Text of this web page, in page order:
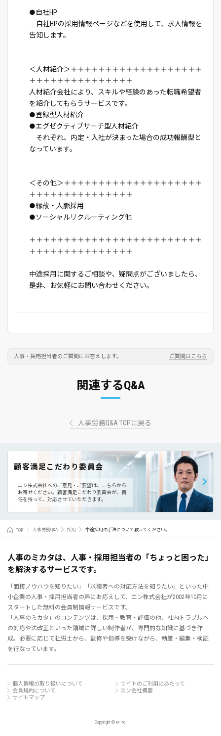
●自社HP
自社HPの採用情報ページなどを使用して、求人情報を
告知します。
＜人材紹介＞＋＋＋＋＋＋＋＋＋＋＋＋＋＋＋＋＋＋＋
＋＋＋＋＋＋＋＋＋＋＋＋＋＋＋
人材紹介会社により、スキルや経験のあった転職希望者
を紹介してもらうサービスです。
●登録型人材紹介
●エグゼクティブサーチ型人材紹介
それぞれ、内定・入社が決まった場合の成功報酬型と
なっています。
＜その他＞＋＋＋＋＋＋＋＋＋＋＋＋＋＋＋＋＋＋＋＋
＋＋＋＋＋＋＋＋＋＋＋＋＋＋＋
●縁故・人脈採用
●ソーシャルリクルーティング他
＋＋＋＋＋＋＋＋＋＋＋＋＋＋＋＋＋＋＋＋＋＋＋＋＋
＋＋＋＋＋＋＋＋＋＋＋＋＋＋＋
中途採用に関するご相談や、疑問点がございましたら、
是非、お気軽にお問い合わせください。
人事・採用担当者のご質問にお答えします。 ご質問はこちら
関連するQ&A
人事労務Q&A TOPに戻る
顧客満足こだわり委員会
エン株式会社へのご意見・ご要望は、こちらから
お寄せください。 顧客満足こだわり委員会が、責
任を持って、対応させていただきます。
TOP 人事労務Q&A 採用 中途採用の手法について教えてください。
人事のミカタは、人事・採用担当者の「ちょっと困った」
を解決するサービスです。
「面接ノウハウを知りたい」「求職者への対応方法を知りたい」といった中
小企業の人事・採用担当者の声にお応えして、エン株式会社が2002年10月に
スタートした無料の会員制情報サービスです。
「人事のミカタ」のコンテンツは、採用・教育・評価の他、社内トラブルへ
の対応や法改正といった領域に詳しい制作者が、専門的な知識に基づき作
成。必要に応じて社労士から、監修や指導を受けながら、執筆・編集・検証
を行なっています。
個人情報の取り扱いについて
サイトのご利用にあたって
会員規約について
エン会社概要
サイトマップ
Copyright © en Inc.